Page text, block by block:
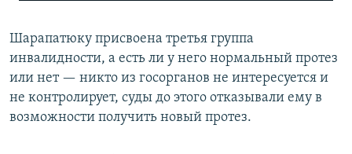
360p
480p
Шарапатюку присвоена третья группа
инвалидности, а есть ли у него нормальный протез
или нет — никто из госорганов не интересуется и
не контролирует, суды до этого отказывали ему в
возможности получить новый протез.